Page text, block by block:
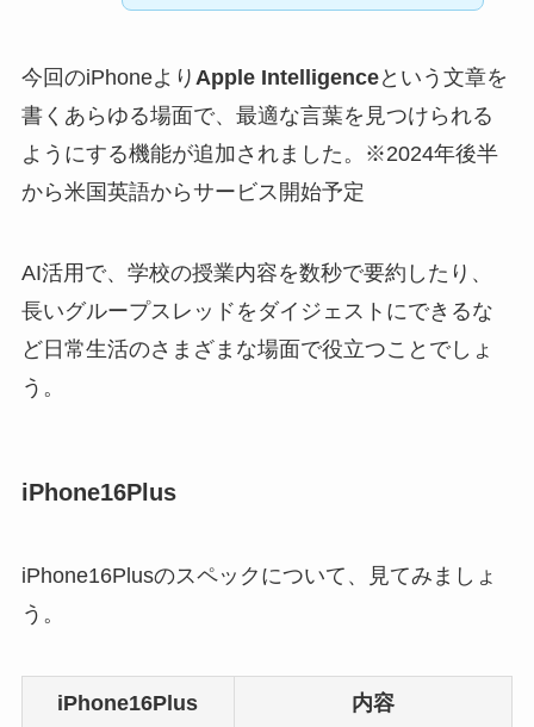
今回のiPhoneより Apple Intelligenceという文章を
書くあらゆる場面で、最適な言葉を見つけられる
ようにする機能が追加されました。※2024年後半
から米国英語からサービス開始予定
AI活用で、学校の授業内容を数秒で要約したり、
長いグループスレッドをダイジェストにできるな
ど日常生活のさまざまな場面で役立つことでしょ
う。
iPhone16Plus
iPhone16Plusのスペックについて、見てみましょ
う。
iPhone16Plus 内容